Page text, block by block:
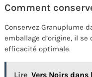
Comment
Conservez Granuplume
emballage d’origine, il
efficacité optimale.
Lire Vers Noirs dans